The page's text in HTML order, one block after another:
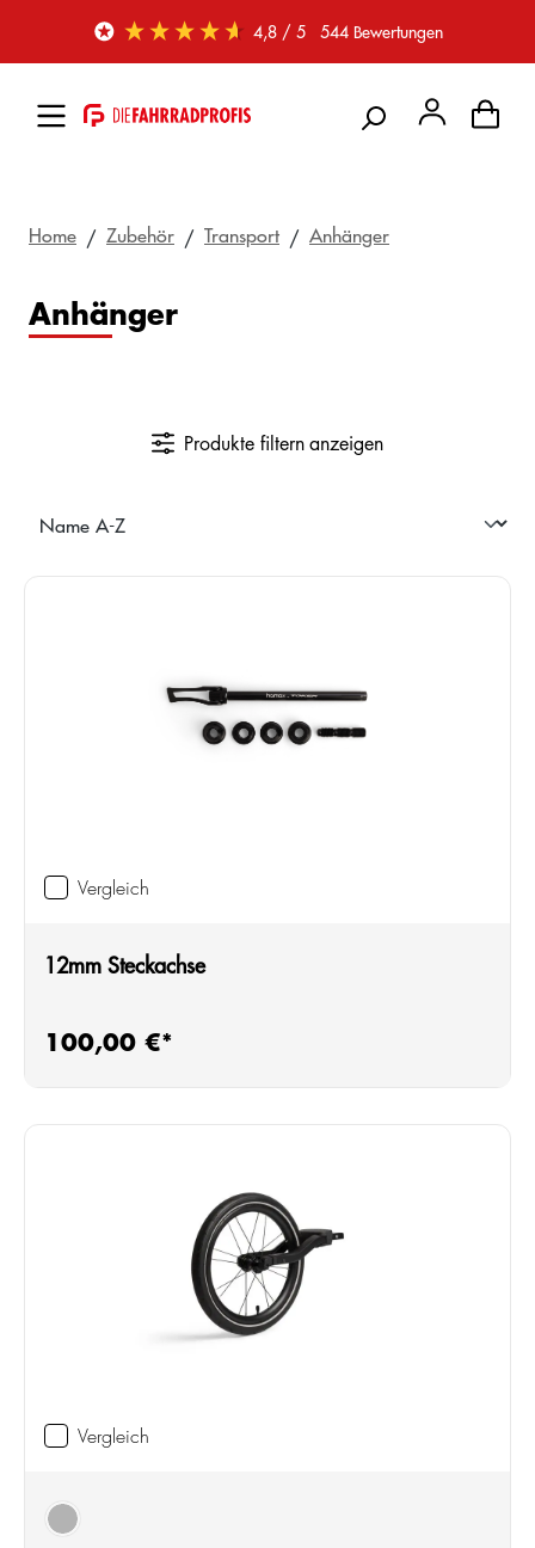
Zum Hauptinhalt springen 4,8/ 5 544 Bewertungen
Home Zubehör Transport Anhänger
Anhänger
Produkte filtern
Vergleich
12mm Steckachse
Regulärer Preis:
100,00 €*
Vergleich
schwarz